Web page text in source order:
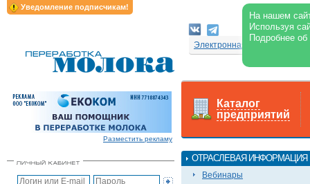
Уведомление подписчикам!
На нашем
Используя
Подробнее
Электронная версия
Разместить рекламу
Каталог
предприятий
ОТРАСЛЕВАЯ ИНФОРМАЦИЯ
Вебинары